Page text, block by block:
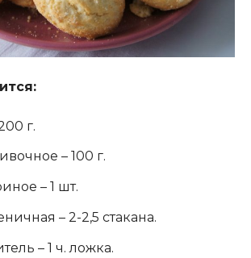
г.
– 100 г.
– 1 шт.
– 2-2,5 стакана.
– 1 ч. ложка.